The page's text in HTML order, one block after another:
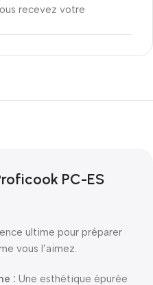
recevez votre
PC-ES
ultime pour préparer
vous l’aimez.
: Une esthétique épurée